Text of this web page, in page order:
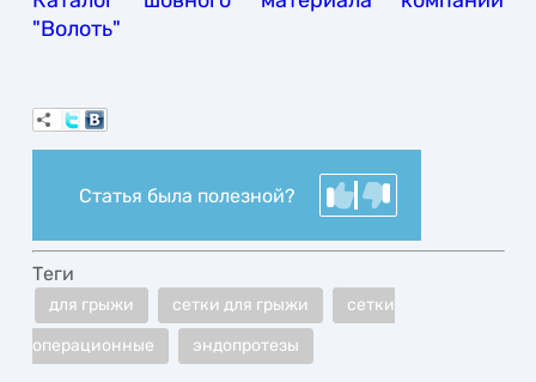
"Волоть"
Статья была полезной?
Теги
для грыжи сетки для грыжи
сетки
операционные
эндопротезы